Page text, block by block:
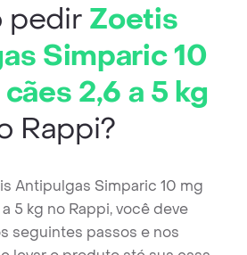
pedir Zoetis
Simparic 10
2,6 a 5 kg
Rappi?
Antipulgas Simparic 10 mg
5 kg no Rappi, você deve
seguintes passos e nos